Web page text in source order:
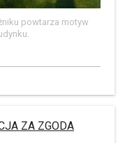
powtarza motyw